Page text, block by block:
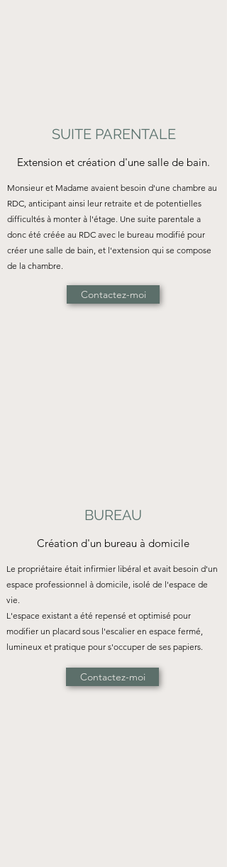
SUITE PARENTALE
Extension et création d'une salle de bain.
Monsieur et Madame avaient besoin d'une chambre au
RDC, anticipant ainsi leur retraite et de potentielles
difficultés à monter à l'étage. Une suite parentale a
donc été créée au RDC avec le bureau modifié pour
créer une salle de bain, et l'extension qui se compose
de la chambre.
Contactez-moi
BUREAU
Création d'un bureau à domicile
Le propriétaire était infirmier libéral et avait besoin d'un
espace professionnel à domicile, isolé de l'espace de
vie.
L'espace existant a été repensé et optimisé pour
modifier un placard sous l'escalier en espace fermé,
lumineux et pratique pour s'occuper de ses papiers.
Contactez-moi